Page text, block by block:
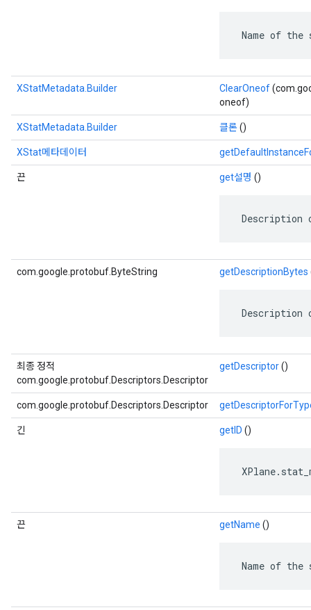
Name of
XStatMetadata.Builder ClearOneof
oneof)
XStatMetadata.Builder 클론()
XStat메타데이터
끈 get설명 ()
com.google.protobuf.ByteString getDescriptionBytes
최종 정적
com.google.protobuf.Descriptors.Descriptor
getDescriptor()
com.google.protobuf.Descriptors.Descriptor
긴 getID ()
끈 getName ()
Name of